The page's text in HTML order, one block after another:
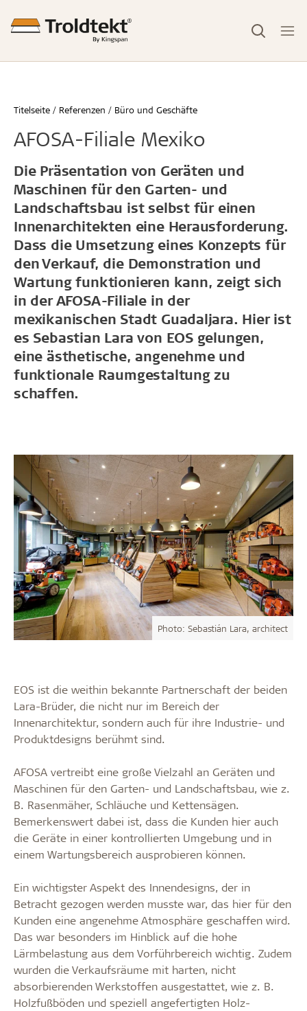
Titelseite Referenzen Büro und Geschäfte
AFOSA-Filiale Mexiko
Die Präsentation von Geräten und
Maschinen für den Garten- und
Landschaftsbau ist selbst für einen
Innenarchitekten eine Herausforderung.
Dass die Umsetzung eines Konzepts für
den Verkauf, die Demonstration und
Wartung funktionieren kann, zeigt sich
in der AFOSA-Filiale in der
mexikanischen Stadt Guadaljara. Hier ist
es Sebastian Lara von EOS gelungen,
eine ästhetische, angenehme und
funktionale Raumgestaltung zu
schaffen.
Photo: Sebastián Lara, architect
EOS ist die weithin bekannte Partnerschaft der beiden
Lara-Brüder, die nicht nur im Bereich der
Innenarchitektur, sondern auch für ihre Industrie- und
Produktdesigns berühmt sind.
AFOSA vertreibt eine große Vielzahl an Geräten und
Maschinen für den Garten- und Landschaftsbau, wie z.
B. Rasenmäher, Schläuche und Kettensägen.
Bemerkenswert dabei ist, dass die Kunden hier auch
die Geräte in einer kontrollierten Umgebung und in
einem Wartungsbereich ausprobieren können.
Ein wichtigster Aspekt des Innendesigns, der in
Betracht gezogen werden musste war, das hier für den
Kunden eine angenehme Atmosphäre geschaffen wird.
Das war besonders im Hinblick auf die hohe
Lärmbelastung aus dem Vorführbereich wichtig. Zudem
wurden die Verkaufsräume mit harten, nicht
absorbierenden Werkstoffen ausgestattet, wie z. B.
Holzfußböden und speziell angefertigten Holz-